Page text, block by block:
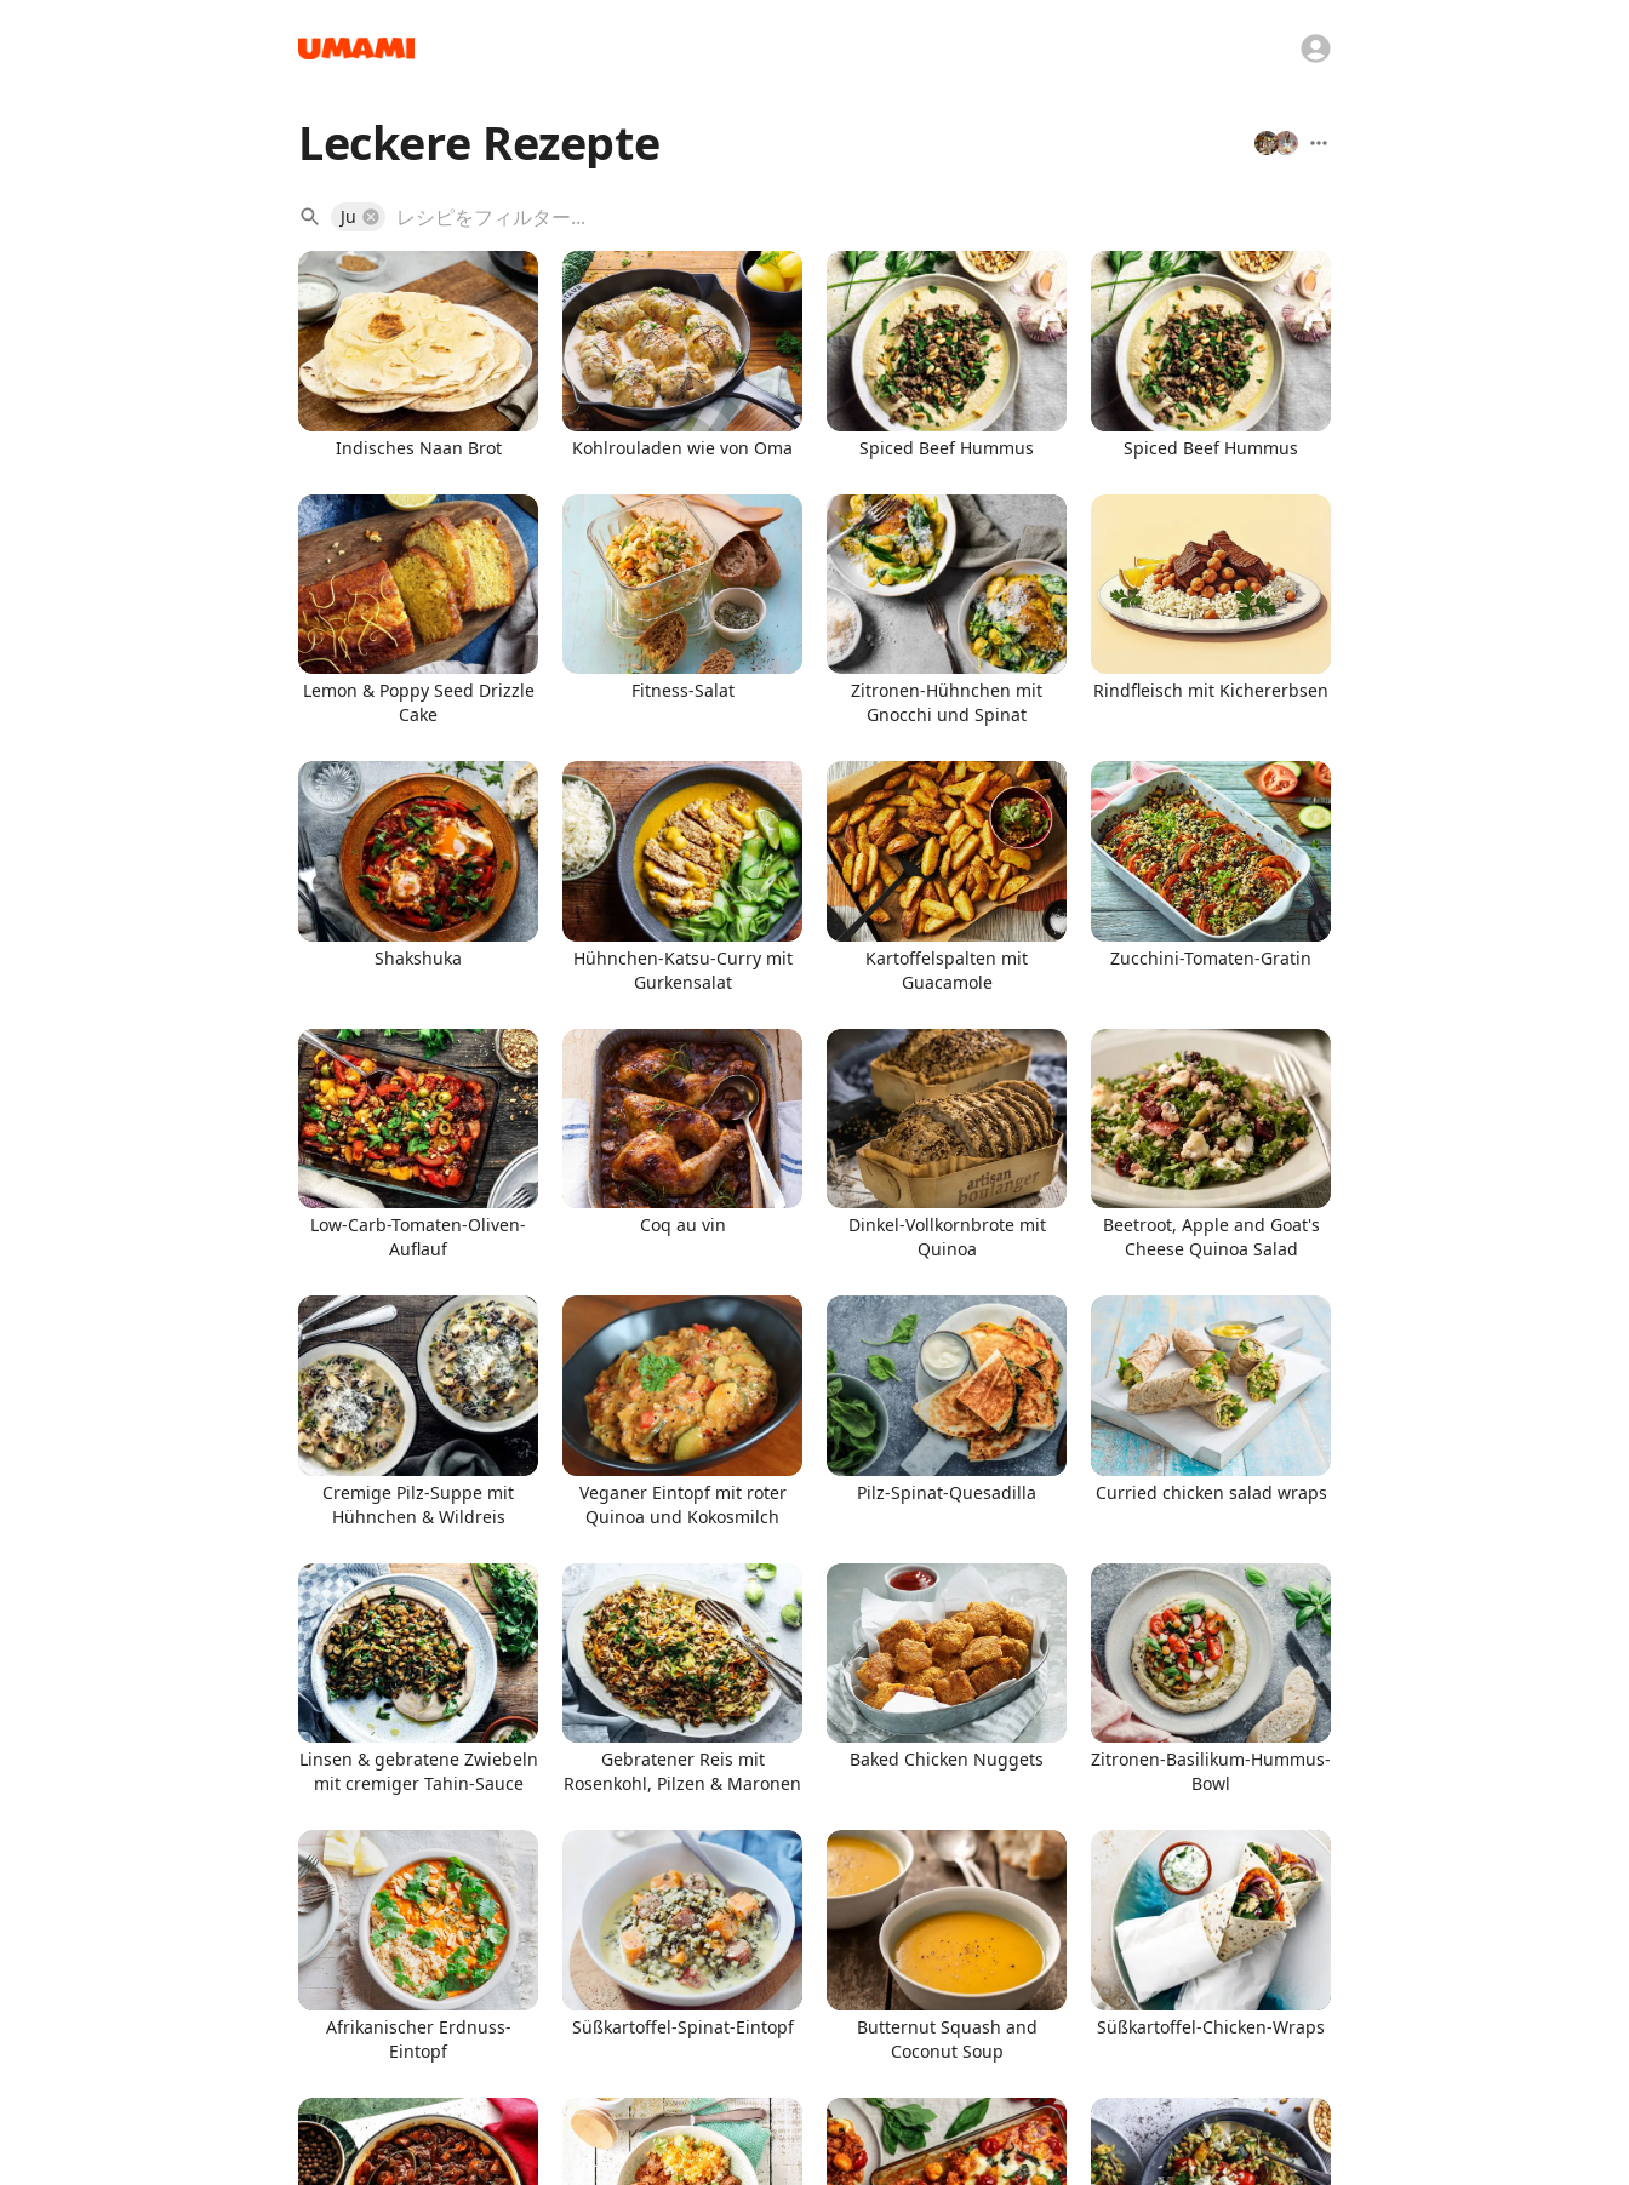
Leckere Rezepte
Ju
Indisches Naan Brot Kohlrouladen wie von Oma Spiced Beef Hummus Spiced Beef Hummus
Lemon & Poppy Seed Drizzle
Cake
Fitness-Salat
Zitronen-Hühnchen mit
Gnocchi und Spinat
Rindfleisch mit Kichererbsen
Shakshuka
Hühnchen-Katsu-Curry mit
Gurkensalat
Kartoffelspalten mit
Guacamole
Zucchini-Tomaten-Gratin
Low-Carb-Tomaten-Oliven-
Auflauf
Coq au vin
Dinkel-Vollkornbrote mit
Quinoa
Beetroot, Apple and Goat's
Cheese Quinoa Salad
Cremige Pilz-Suppe mit
Hühnchen & Wildreis
Veganer Eintopf mit roter
Quinoa und Kokosmilch
Pilz-Spinat-Quesadilla Curried chicken salad wraps
Linsen & gebratene Zwiebeln
mit cremiger Tahin-Sauce
Gebratener Reis mit
Rosenkohl, Pilzen & Maronen
Baked Chicken Nuggets
Zitronen-Basilikum-Hummus-
Bowl
Afrikanischer Erdnuss-
Eintopf
Süßkartoffel-Spinat-Eintopf
Butternut Squash and
Coconut Soup
Süßkartoffel-Chicken-Wraps